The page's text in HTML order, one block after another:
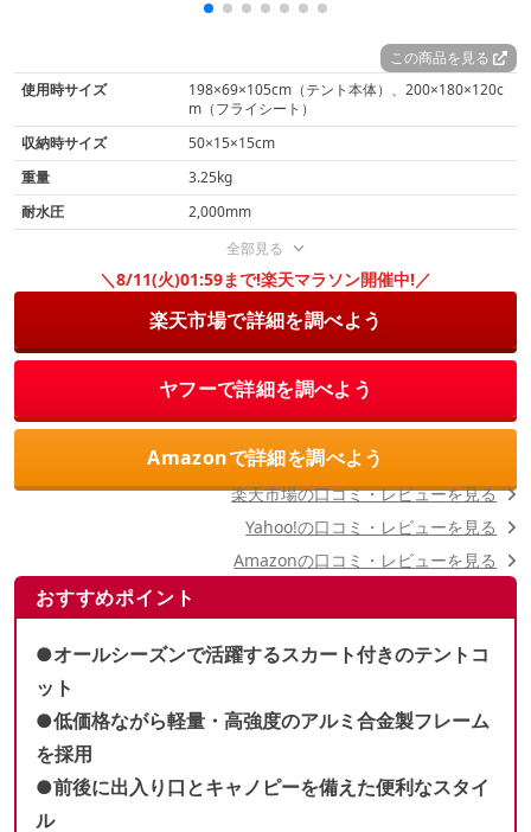
この商品を見る
使用時サイズ
198×69×105cm（テント本体）、200×180×120c
m（フライシート）
収納時サイズ
50×15×15cm
重量
3.25kg
耐水圧
2,000mm
全部見る
＼8/11(火)01:59まで!楽天マラソン開催中!／
楽天市場で詳細を調べよう
ヤフーで詳細を調べよう
Amazonで詳細を調べよう
おすすめポイント
●オールシーズンで活躍するスカート付きのテントコ
ット
●低価格ながら軽量・高強度のアルミ合金製フレーム
を採用
●前後に出入り口とキャノピーを備えた便利なスタイ
ル
楽天市場の口コミ・レビューを見る
Yahoo!の口コミ・レビューを見る
Amazonの口コミ・レビューを見る